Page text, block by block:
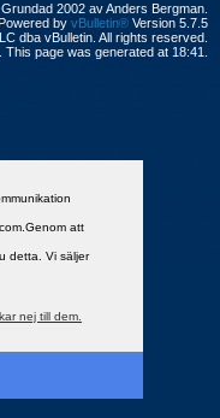
att
detta. Vi säljer
nej till dem.
2002 av Anders Bergman.
by vBulletin® Version 5.7.5
dba vBulletin. All rights reserved.
page was generated at 18:41.